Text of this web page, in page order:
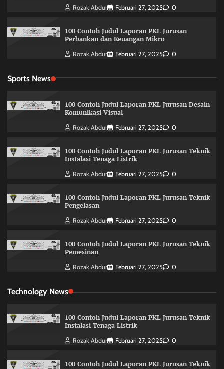
Rozak Abdur Februari 27, 2025 0
100 Contoh Judul Laporan PKL Jurusan
Perbankan dan Keuangan Mikro
Rozak Abdur Februari 27, 2025 0
Sports News
100 Contoh Judul Laporan PKL Jurusan Desain
Komunikasi Visual
Rozak Abdur Februari 27, 2025 0
100 Contoh Judul Laporan PKL Jurusan Teknik
Instalasi Tenaga Listrik
Rozak Abdur Februari 27, 2025 0
100 Contoh Judul Laporan PKL Jurusan Teknik
Pengelasan
Rozak Abdur Februari 27, 2025 0
100 Contoh Judul Laporan PKL Jurusan Teknik
Pemesinan
Rozak Abdur Februari 27, 2025 0
Technology News
100 Contoh Judul Laporan PKL Jurusan Teknik
Instalasi Tenaga Listrik
Rozak Abdur Februari 27, 2025 0
100 Contoh Judul Laporan PKL Jurusan Teknik